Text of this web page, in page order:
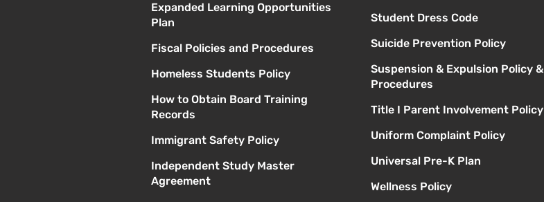
Expanded Learning Opportunities
Plan
Fiscal Policies and Procedures
Homeless Students Policy
How to Obtain Board Training
Records
Immigrant Safety Policy
Independent Study Master
Agreement
Student Dress Code
Suicide Prevention Policy
Suspension & Expulsion Policy &
Procedures
Title I Parent Involvement Policy
Uniform Complaint Policy
Universal Pre-K Plan
Wellness Policy